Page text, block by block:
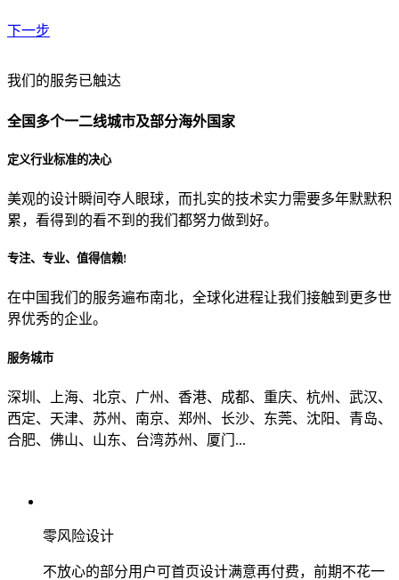
下一步
贵公司预算范围是？
贵公司的团队规模是？
目前主要的营销渠道是？
我们的服务已触达
全国多个一二线城市及部分海外国家
定义行业标准的决心
美观的设计瞬间夺人眼球，而扎实的技术实力需要多年默默积
累，看得到的看不到的我们都努力做到好。
专注、专业、值得信赖!
在中国我们的服务遍布南北，全球化进程让我们接触到更多世
界优秀的企业。
服务城市
深圳、上海、北京、广州、香港、成都、重庆、杭州、武汉、
西定、天津、苏州、南京、郑州、长沙、东莞、沈阳、青岛、
合肥、佛山、山东、台湾苏州、厦门...
零风险设计
不放心的部分用户可首页设计满意再付费，前期不花一